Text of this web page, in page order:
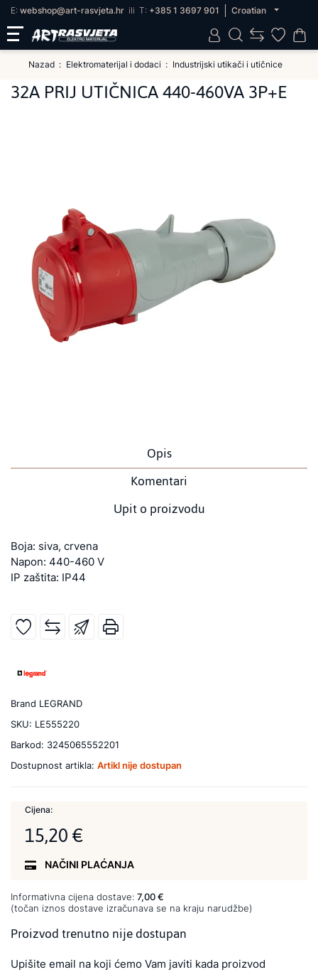
E: webshop@art-rasvjeta.hr ili T: +385 1 3697 901 Croatian
Nazad Elektromaterijal i dodaci Industrijski utikači i utičnice
32A PRIJ UTIČNICA 440-460VA 3P+E
Opis
Komentari
Upit o proizvodu
Boja: siva, crvena
Napon: 440-460 V
IP zaštita: IP44
Brand LEGRAND
SKU: LE555220
Barkod: 3245065552201
Dostupnost artikla: Artikl nije dostupan
Cijena:
15,20 €
NAČINI PLAĆANJA
Informativna cijena dostave: 7,00 €
(točan iznos dostave izračunava se na kraju narudžbe)
Proizvod trenutno nije dostupan
Upišite email na koji ćemo Vam javiti kada proizvod